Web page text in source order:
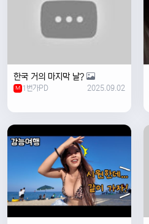
한국 거의 마지막 날?
M 1번가PD 2025.09.02